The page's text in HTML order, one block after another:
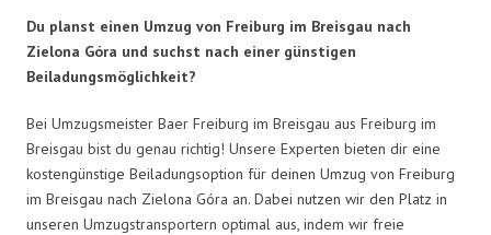
Du planst einen Umzug von Freiburg im Breisgau nach
Zielona Góra und suchst nach einer günstigen
Beiladungsmöglichkeit?
Bei Umzugsmeister Baer Freiburg im Breisgau aus Freiburg im
Breisgau bist du genau richtig! Unsere Experten bieten dir eine
kostengünstige Beiladungsoption für deinen Umzug von Freiburg
im Breisgau nach Zielona Góra an. Dabei nutzen wir den Platz in
unseren Umzugstransportern optimal aus, indem wir freie